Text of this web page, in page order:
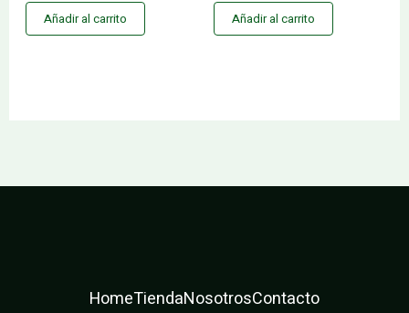
Añadir al carrito Añadir al carrito
HomeTiendaNosotrosContacto